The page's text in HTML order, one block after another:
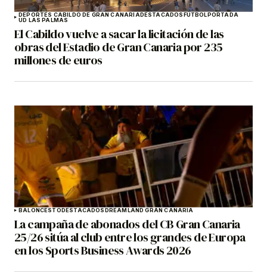
DEPORTES CABILDO DE GRAN CANARIADESTACADOSFÚTBOLPORTADA
UD LAS PALMAS
El Cabildo vuelve a sacar la licitación de las
obras del Estadio de Gran Canaria por 235
millones de euros
BALONCESTODESTACADOSDREAMLAND GRAN CANARIA
La campaña de abonados del CB Gran Canaria
25/26 sitúa al club entre los grandes de Europa
en los Sports Business Awards 2026